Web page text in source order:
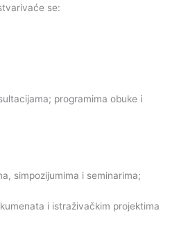
se:
programima obuke i
simpozijumima i seminarima;
i istraživačkim projektima